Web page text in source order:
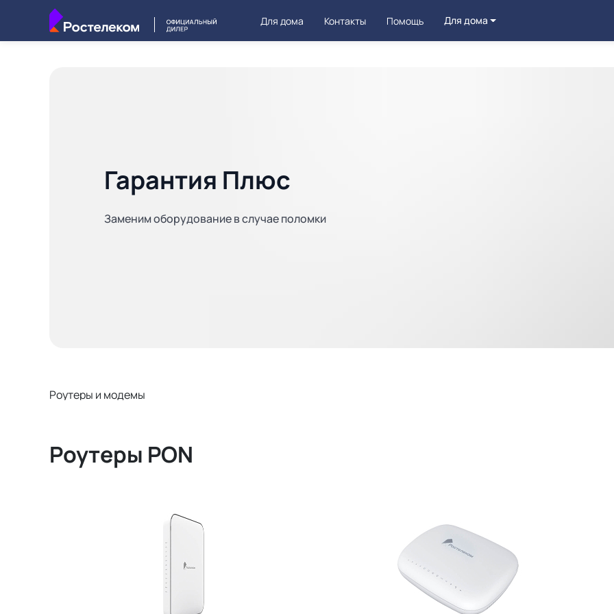
Для дома Контакты Помощь Для дома
Гарантия Плюс
Заменим оборудование в случае поломки
Роутеры и модемы
Роутеры PON